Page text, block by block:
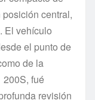
central,
El vehículo
el punto de
de la
fué
revisión